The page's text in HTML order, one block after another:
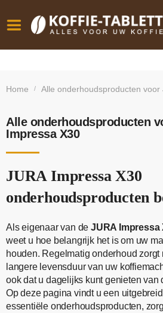
bij
Home / Alle onderhoudsproducten voor
Alle onderhoudsproducten
Impressa X30
JURA Impressa X30
onderhoudsproducten
Als eigenaar van de JURA Impressa
weet u hoe belangrijk het is om uw
houden. Regelmatig onderhoud zorgt
langere levensduur van uw
ook dat u dagelijks kunt genieten van
Op deze pagina vindt u een
essentiële onderhoudsproducten,